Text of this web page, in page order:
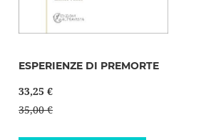
ESPERIENZE DI PREMORTE
33,25 €
35,00 €